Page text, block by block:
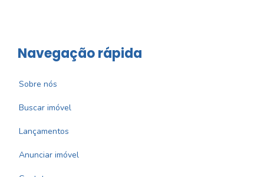
Navegação rápida
Sobre nós
Buscar imóvel
Lançamentos
Anunciar imóvel